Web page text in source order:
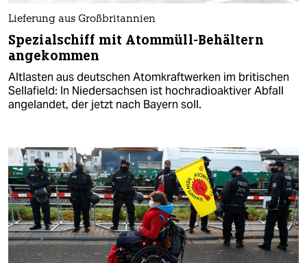
Lieferung aus Großbritannien
Spezialschiff mit Atommüll-Behältern
angekommen
Altlasten aus deutschen Atomkraftwerken im britischen
Sellafield: In Niedersachsen ist hochradioaktiver Abfall
angelandet, der jetzt nach Bayern soll.